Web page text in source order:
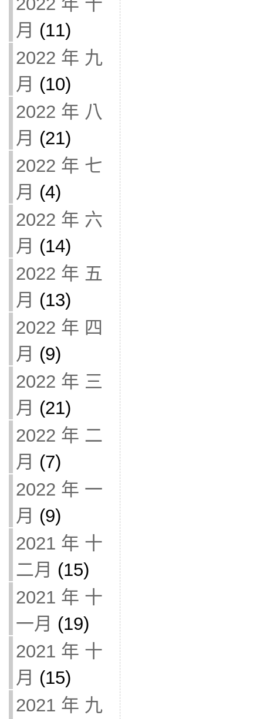
月 (11)
2022 年 九
月 (10)
2022 年 八
月 (21)
2022 年 七
月 (4)
2022 年 六
月 (14)
2022 年 五
月 (13)
2022 年 四
月 (9)
2022 年 三
月 (21)
2022 年 二
月 (7)
2022 年 一
月 (9)
2021 年 十
二月 (15)
2021 年 十
一月 (19)
2021 年 十
月 (15)
2021 年 九